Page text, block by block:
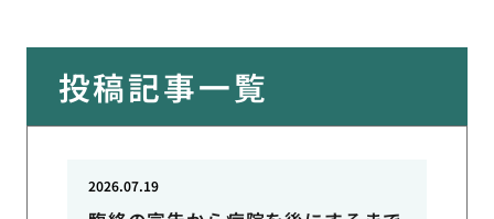
投稿記事一覧
2026.07.19